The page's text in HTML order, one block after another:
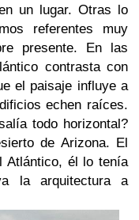
un lugar. Otras lo
referentes muy
presente. En las
contrasta con
el paisaje influye a
echen raíces.
todo horizontal?
de Arizona. El
Atlántico, él lo tenía
la arquitectura a